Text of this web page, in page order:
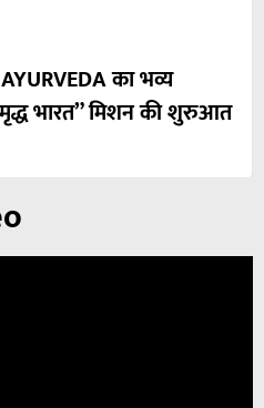
का भव्य
भारत” मिशन की शुरुआत